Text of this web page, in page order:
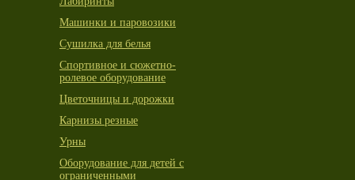
Машинки и паровозики
Сушилка для белья
Спортивное и сюжетно-
ролевое оборудование
Цветочницы и дорожки
Карнизы резные
Урны
Оборудование для детей с
ограниченными